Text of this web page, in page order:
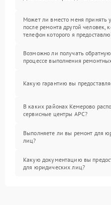
Может ли вместо меня принять
после ремонта другой человек,
телефон которого я
Возможно ли получать
процессе выполнения
Какую гарантию вы
В каких районах Кемерово
сервисные центры APC?
Выполняете ли вы ремонт для
лиц?
Какую документацию вы
для юридических лиц?